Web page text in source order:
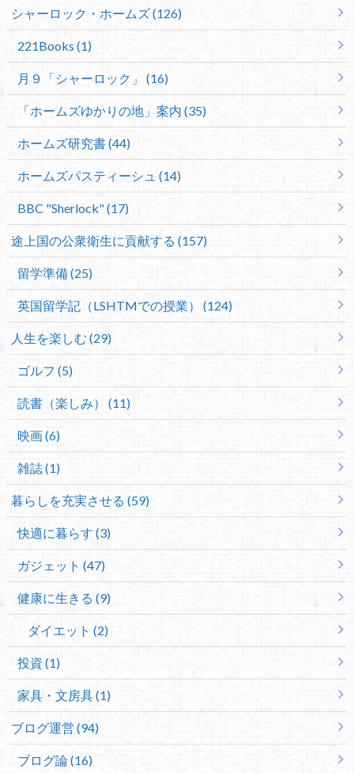
シャーロック・ホームズ (126)
221Books (1)
月９「シャーロック」 (16)
「ホームズゆかりの地」案内 (35)
ホームズ研究書 (44)
ホームズパスティーシュ (14)
BBC "Sherlock" (17)
途上国の公衆衛生に貢献する (157)
留学準備 (25)
英国留学記（LSHTMでの授業） (124)
人生を楽しむ (29)
ゴルフ (5)
読書（楽しみ） (11)
映画 (6)
雑誌 (1)
暮らしを充実させる (59)
快適に暮らす (3)
ガジェット (47)
健康に生きる (9)
ダイエット (2)
投資 (1)
家具・文房具 (1)
ブログ運営 (94)
ブログ論 (16)